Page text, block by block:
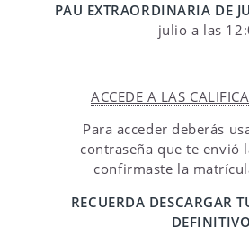
PAU EXTRAORDINARIA DE
julio a las
ACCEDE A LAS
Para acceder deberás
contraseña que te envió
confirmaste la
RECUERDA DESCARGAR
DEFINITIVO